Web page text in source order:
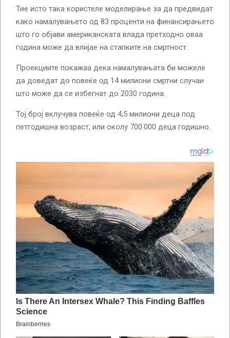
Тие исто така користеле моделирање за да предвидат
како намалувањето од 83 проценти на финансирањето
што го објави американската влада претходно оваа
година може да влијае на стапките на смртност.
Проекциите покажаа дека намалувањата би можеле
да доведат до повеќе од 14 милиони смртни случаи
што може да се избегнат до 2030 година.
Тој број вклучува повеќе од 4,5 милиони деца под
петгодишна возраст, или околу 700.000 деца годишно.